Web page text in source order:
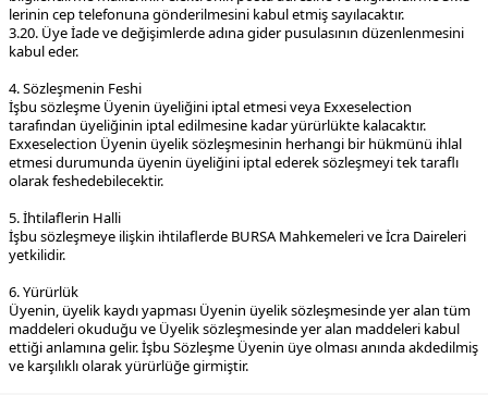
lerinin cep telefonuna gönderilmesini kabul etmiş sayılacaktır.
3.20. Üye İade ve değişimlerde adına gider pusulasının düzenlenmesini
kabul eder.
4. Sözleşmenin Feshi
İşbu sözleşme Üyenin üyeliğini iptal etmesi veya Exxeselection
tarafından üyeliğinin iptal edilmesine kadar yürürlükte kalacaktır.
Exxeselection Üyenin üyelik sözleşmesinin herhangi bir hükmünü ihlal
etmesi durumunda üyenin üyeliğini iptal ederek sözleşmeyi tek taraflı
olarak feshedebilecektir.
5. İhtilaflerin Halli
İşbu sözleşmeye ilişkin ihtilaflerde BURSA Mahkemeleri ve İcra Daireleri
yetkilidir.
6. Yürürlük
Üyenin, üyelik kaydı yapması Üyenin üyelik sözleşmesinde yer alan tüm
maddeleri okuduğu ve Üyelik sözleşmesinde yer alan maddeleri kabul
ettiği anlamına gelir. İşbu Sözleşme Üyenin üye olması anında akdedilmiş
ve karşılıklı olarak yürürlüğe girmiştir.